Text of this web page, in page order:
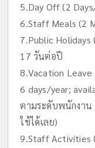
5.Day Off (2
6.Staff Meals (2
7.Public
17 วันต่อปี
8.Vacation
6 days/year;
ตามระดับพนักงาน
ใช้ได้เลย)
9.Staff Activities